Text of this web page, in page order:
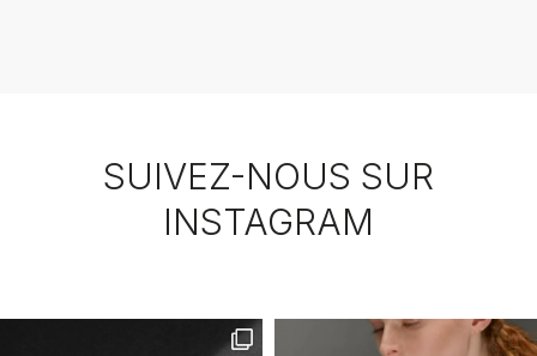
SUIVEZ-NOUS SUR
INSTAGRAM